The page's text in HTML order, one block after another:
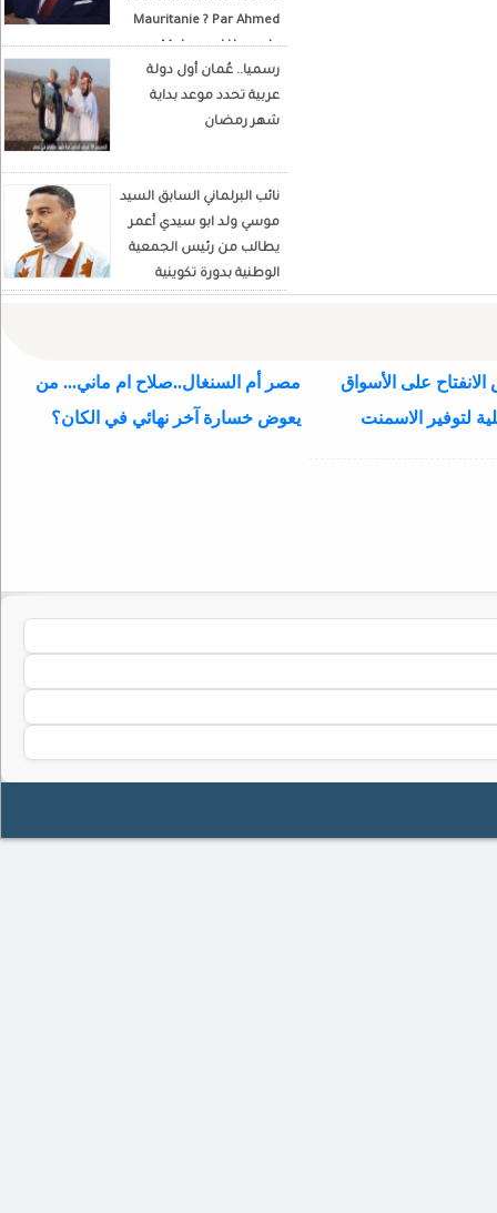
Mauritanie ? Par Ahmed
Mohamed Hamada
Écrivain et analyste
politique
رسميا.. عُمان أول دولة
عربية تحدد موعد بداية
شهر رمضان
نائب البرلماني السابق السيد
موسي ولد ابو سيدي أعمر
يطالب من رئيس الجمعية
الوطنية بدورة تكوينية
للنواب الجديد
على الأسواق
لتوفير الاسمنت
مصر أم السنغال..صلاح ام ماني... من
يعوض خسارة آخر نهائي في الكان؟